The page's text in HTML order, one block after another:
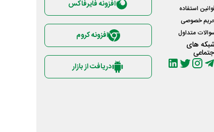
استفاده
خصوصی
متداول
های
افزونه فایرفاکس
افزونه کروم
دریافت از بازار